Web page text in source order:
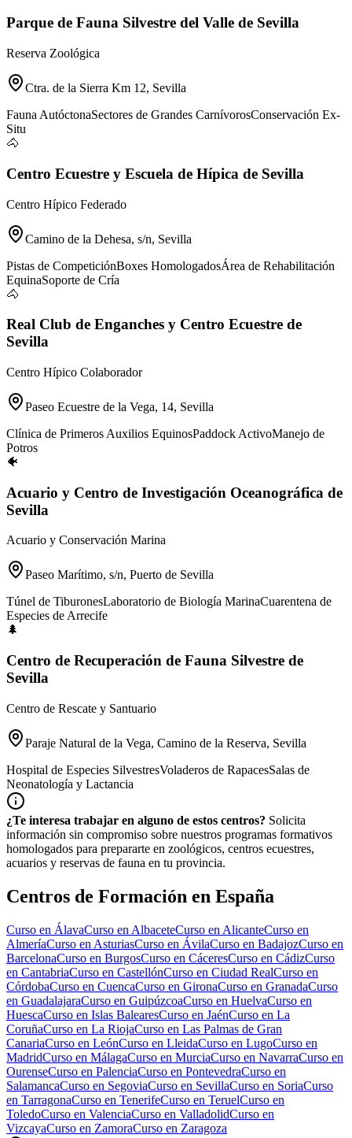
Parque de Fauna Silvestre del Valle de Sevilla
Reserva Zoológica
Ctra. de la Sierra Km 12, Sevilla
Fauna AutóctonaSectores de Grandes CarnívorosConservación Ex-
Situ
🐴
Centro Ecuestre y Escuela de Hípica de Sevilla
Centro Hípico Federado
Camino de la Dehesa, s/n, Sevilla
Pistas de CompeticiónBoxes HomologadosÁrea de Rehabilitación
EquinaSoporte de Cría
🐴
Real Club de Enganches y Centro Ecuestre de
Sevilla
Centro Hípico Colaborador
Paseo Ecuestre de la Vega, 14, Sevilla
Clínica de Primeros Auxilios EquinosPaddock ActivoManejo de
Potros
🐠
Acuario y Centro de Investigación Oceanográfica de
Sevilla
Acuario y Conservación Marina
Paseo Marítimo, s/n, Puerto de Sevilla
Túnel de TiburonesLaboratorio de Biología MarinaCuarentena de
Especies de Arrecife
🌲
Centro de Recuperación de Fauna Silvestre de
Sevilla
Centro de Rescate y Santuario
Paraje Natural de la Vega, Camino de la Reserva, Sevilla
Hospital de Especies SilvestresVoladeros de RapacesSalas de
Neonatología y Lactancia
¿Te interesa trabajar en alguno de estos centros? Solicita
información sin compromiso sobre nuestros programas formativos
homologados para prepararte en zoológicos, centros ecuestres,
acuarios y reservas de fauna en tu provincia.
Centros de Formación en España
Curso en ÁlavaCurso en AlbaceteCurso en AlicanteCurso en
AlmeríaCurso en AsturiasCurso en ÁvilaCurso en BadajozCurso en
BarcelonaCurso en BurgosCurso en CáceresCurso en CádizCurso
en CantabriaCurso en CastellónCurso en Ciudad RealCurso en
CórdobaCurso en CuencaCurso en GironaCurso en GranadaCurso
en GuadalajaraCurso en GuipúzcoaCurso en HuelvaCurso en
HuescaCurso en Islas BalearesCurso en JaénCurso en La
CoruñaCurso en La RiojaCurso en Las Palmas de Gran
CanariaCurso en LeónCurso en LleidaCurso en LugoCurso en
MadridCurso en MálagaCurso en MurciaCurso en NavarraCurso en
OurenseCurso en PalenciaCurso en PontevedraCurso en
SalamancaCurso en SegoviaCurso en SevillaCurso en SoriaCurso
en TarragonaCurso en TenerifeCurso en TeruelCurso en
ToledoCurso en ValenciaCurso en ValladolidCurso en
VizcayaCurso en ZamoraCurso en Zaragoza